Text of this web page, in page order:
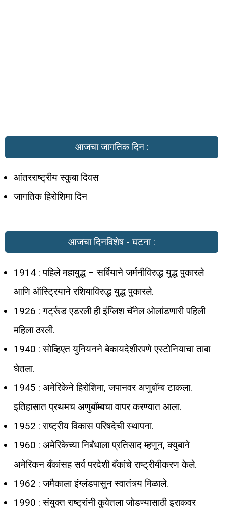
आजचा जागतिक दिन :
आंतरराष्ट्रीय स्कुबा दिवस
जागतिक हिरोशिमा दिन
आजचा दिनविशेष - घटना :
1914 : पहिले महायुद्ध – सर्बियाने जर्मनीविरुद्ध युद्ध पुकारले
आणि ऑस्ट्रियाने रशियाविरुद्ध युद्ध पुकारले.
1926 : गर्ट्रूड एडरली ही इंग्लिश चॅनेल ओलांडणारी पहिली
महिला ठरली.
1940 : सोव्हिएत युनियनने बेकायदेशीरपणे एस्टोनियाचा ताबा
घेतला.
1945 : अमेरिकेने हिरोशिमा, जपानवर अणुबॉम्ब टाकला.
इतिहासात प्रथमच अणुबॉम्बचा वापर करण्यात आला.
1952 : राष्ट्रीय विकास परिषदेची स्थापना.
1960 : अमेरिकेच्या निर्बंधाला प्रतिसाद म्हणून, क्युबाने
अमेरिकन बँकांसह सर्व परदेशी बँकांचे राष्ट्रीयीकरण केले.
1962 : जमैकाला इंग्लंडपासुन स्वातंत्र्य मिळाले.
1990 : संयुक्त राष्ट्रांनी कुवेतला जोडण्यासाठी इराकवर